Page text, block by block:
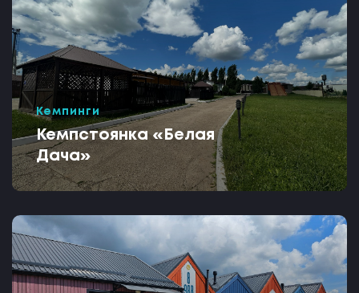
Кемпинги
Кемпстоянка «Белая
Дача»